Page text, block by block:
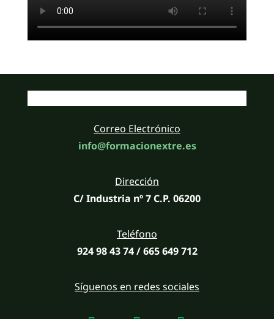
Correo Electrónico
info@formacionextre.es
Dirección
C/ Industria nº 7 C.P. 06200
Teléfono
924 98 43 74 / 665 649 712
Síguenos en redes sociales